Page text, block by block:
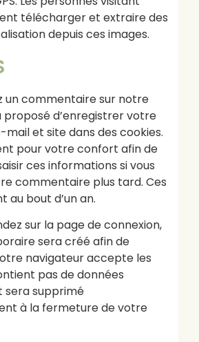
télécharger et extraire des
depuis ces images.
un commentaire sur notre
proposé d’enregistrer votre
mail et site dans des cookies.
pour votre confort afin de
ces informations si vous
commentaire plus tard. Ces
au bout d’un an.
sur la page de connexion,
sera créé afin de
navigateur accepte les
pas de données
sera supprimé
à la fermeture de votre